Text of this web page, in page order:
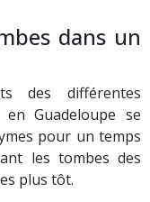
dans un
des différentes
en Guadeloupe se
pour un temps
les tombes des
plus tôt.